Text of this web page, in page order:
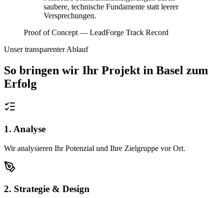
saubere, technische Fundamente statt leerer
Versprechungen.
Proof of Concept — LeadForge Track Record
Unser transparenter Ablauf
So bringen wir Ihr Projekt in Basel zum
Erfolg
1. Analyse
Wir analysieren Ihr Potenzial und Ihre Zielgruppe vor Ort.
2. Strategie & Design